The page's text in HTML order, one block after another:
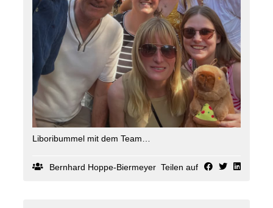
Liboribummel mit dem Team
Bernhard Hoppe-Biermeyer Teilen auf